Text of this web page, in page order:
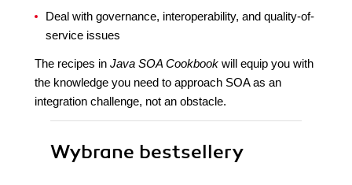
Deal with governance, interoperability, and quality-of-
service issues
The recipes in Java SOA Cookbook will equip you with
the knowledge you need to approach SOA as an
integration challenge, not an obstacle.
Wybrane bestsellery